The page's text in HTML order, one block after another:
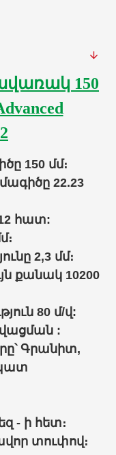
150
150 մմ։
22.23
հատ:
2,3 մմ։
քանակ 10200
80 մ/վ:
:
Գրանիտ,
- ի հետ։
տուփով։